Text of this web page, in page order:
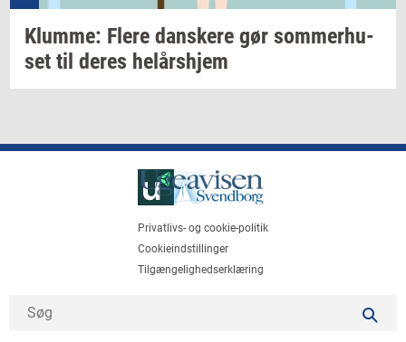
Klum­me: Flere dan­ske­re gør som­mer­hu­
set til deres helårs­hjem
Privatlivs- og cookie-politik
Cookieindstillinger
Tilgængelighedserklæring